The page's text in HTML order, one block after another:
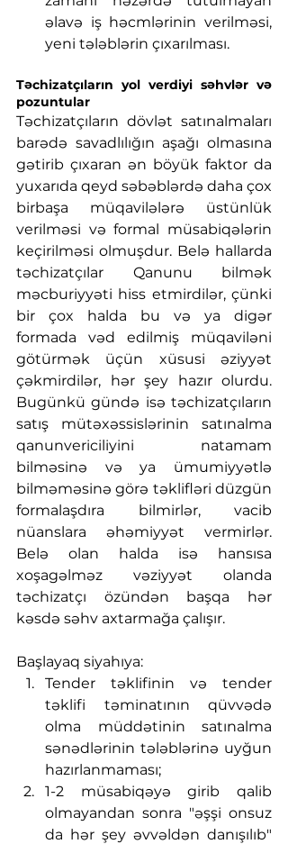
əlavə iş həcmlərinin verilməsi,
yeni tələblərin çıxarılması.
Təchizatçıların yol verdiyi səhvlər və
pozuntular
Təchizatçıların dövlət satınalmaları
barədə savadlılığın aşağı olmasına
gətirib çıxaran ən böyük faktor da
yuxarıda qeyd səbəblərdə daha çox
birbaşa müqavilələrə üstünlük
verilməsi və formal müsabiqələrin
keçirilməsi olmuşdur. Belə hallarda
təchizatçılar Qanunu bilmək
məcburiyyəti hiss etmirdilər, çünki
bir çox halda bu və ya digər
formada vəd edilmiş müqaviləni
götürmək üçün xüsusi əziyyət
çəkmirdilər, hər şey hazır olurdu.
Bugünkü gündə isə təchizatçıların
satış mütəxəssislərinin satınalma
qanunvericiliyini natamam
bilməsinə və ya ümumiyyətlə
bilməməsinə görə təklifləri düzgün
formalaşdıra bilmirlər, vacib
nüanslara əhəmiyyət vermirlər.
Belə olan halda isə hansısa
xoşagəlməz vəziyyət olanda
təchizatçı özündən başqa hər
kəsdə səhv axtarmağa çalışır.
Başlayaq siyahıya:
Tender təklifinin və tender
təklifi təminatının qüvvədə
olma müddətinin satınalma
sənədlərinin tələblərinə uyğun
hazırlanmaması;
1-2 müsabiqəyə girib qalib
olmayandan sonra "əşşi onsuz
da hər şey əvvəldən danışılıb"